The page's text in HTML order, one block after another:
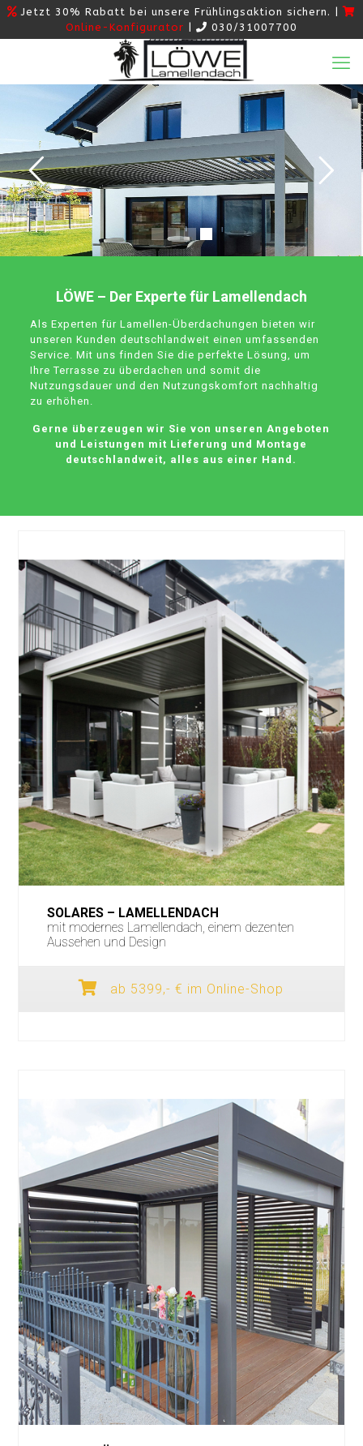
Jetzt 30% Rabatt bei unsere Frühlingsaktion sichern. |
Online-Konfigurator
030/31007700
LÖWE – Der Experte für Lamellendach
Als Experten für Lamellen-Überdachungen bieten wir
unseren Kunden deutschlandweit einen umfassenden
Service. Mit uns finden Sie die perfekte Lösung, um
Ihre Terrasse zu überdachen und somit die
Nutzungsdauer und den Nutzungskomfort nachhaltig
zu erhöhen.
Gerne überzeugen wir Sie von unseren Angeboten
und Leistungen mit Lieferung und Montage
deutschlandweit, alles aus einer Hand.
SOLARES – LAMELLENDACH
mit modernes Lamellendach, einem dezenten
Aussehen und Design
ab 5399,- € im Online-Shop